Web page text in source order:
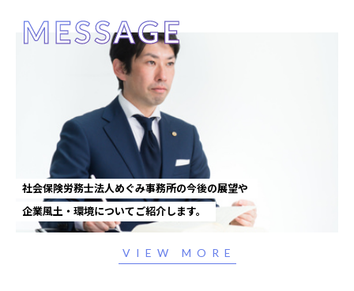
社会保険労務士法人めぐみ事務所の今後の展望や
企業風土・環境についてご紹介します。
VIEW MORE